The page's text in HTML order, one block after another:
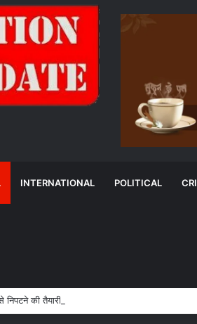
INTERNATIONAL POLITICAL
निपटने की तैयारी तेज, 18 अगस्त को टेबल टॉप और 20 को